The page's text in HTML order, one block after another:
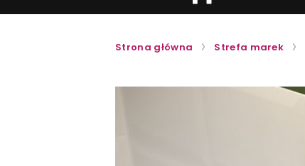
Strona główna Strefa marek